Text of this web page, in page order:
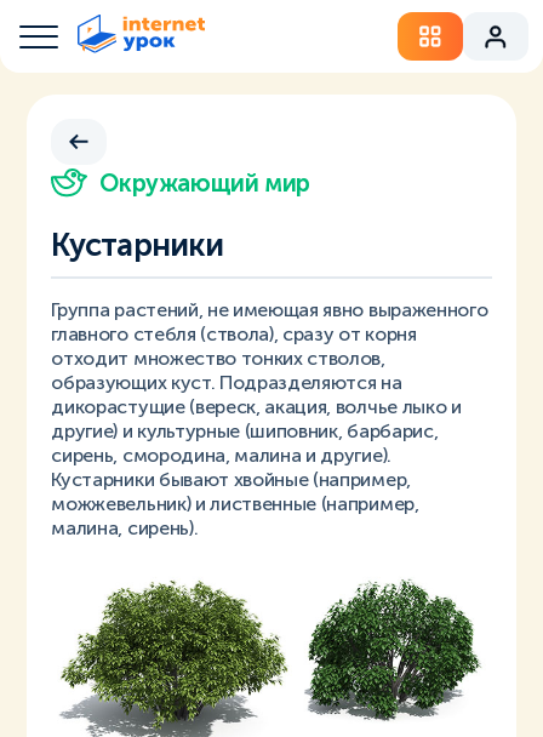
Окружающий мир
Кустарники
Группа растений, не имеющая явно выраженного
главного стебля (ствола), сразу от корня
отходит множество тонких стволов,
образующих куст. Подразделяются на
дикорастущие (вереск, акация, волчье лыко и
другие) и культурные (шиповник, барбарис,
сирень, смородина, малина и другие).
Кустарники бывают хвойные (например,
можжевельник) и лиственные (например,
малина, сирень).